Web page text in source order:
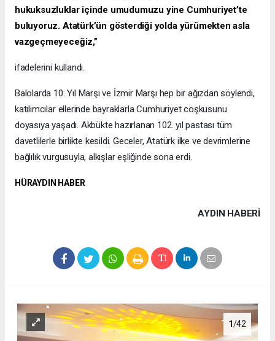
hukuksuzluklar içinde umudumuzu yine Cumhuriyet’te
buluyoruz. Atatürk’ün gösterdiği yolda yürümekten asla
vazgeçmeyeceğiz,”
ifadelerini kullandı.
Balolarda 10. Yıl Marşı ve İzmir Marşı hep bir ağızdan söylendi,
katılımcılar ellerinde bayraklarla Cumhuriyet coşkusunu
doyasıya yaşadı. Akbükte hazırlanan 102. yıl pastası tüm
davetlilerle birlikte kesildi. Geceler, Atatürk ilke ve devrimlerine
bağlılık vurgusuyla, alkışlar eşliğinde sona erdi.
HÜRAYDIN HABER
AYDIN HABERİ
1/42